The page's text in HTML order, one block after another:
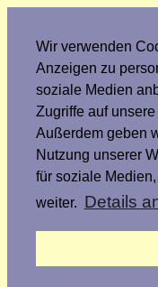
Wir verwenden
Anzeigen zu
soziale Medien
Zugriffe auf
Außerdem geben
Nutzung unserer
für soziale
weiter. Details